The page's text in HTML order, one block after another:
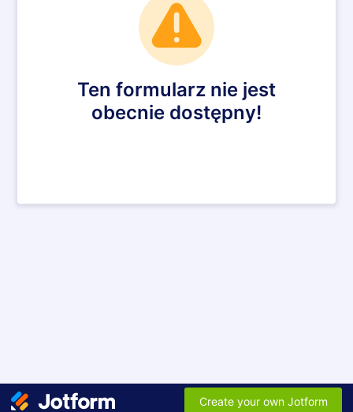
Ten formularz nie jest
obecnie dostępny!
Create your own Jotform